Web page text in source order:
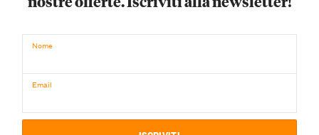
Nome
Email